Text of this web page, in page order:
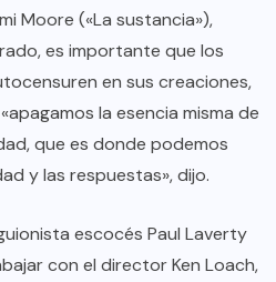
Moore («La sustancia»),
es importante que los
en sus creaciones,
la esencia misma de
que es donde podemos
y las respuestas», dijo.
escocés Paul Laverty
con el director Ken Loach,